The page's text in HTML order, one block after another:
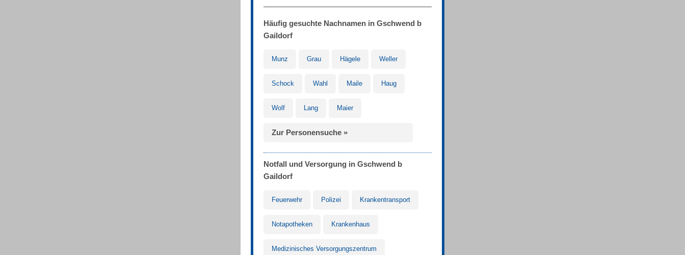
Häufig gesuchte Nachnamen in Gschwend b
Gaildorf
Munz Grau Hägele Weller
Schock Wahl Maile Haug
Wolf Lang Maier
Zur Personensuche »
Notfall und Versorgung in Gschwend b
Gaildorf
Feuerwehr Polizei Krankentransport
Notapotheken Krankenhaus
Medizinisches Versorgungszentrum